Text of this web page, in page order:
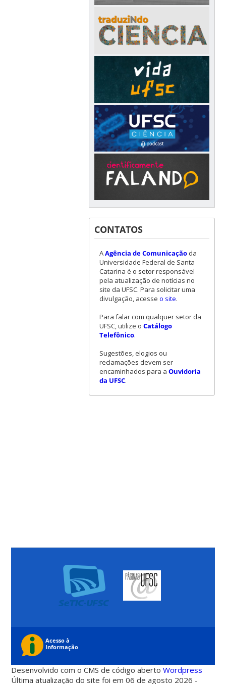
CONTATOS
AAgência de Comunicaçãoda
Universidade Federal de Santa
Catarina é o setor responsável
pela atualização de notícias no
site da UFSC. Para solicitar uma
divulgação, acesse o site.
Para falar com qualquer setor da
UFSC, utilize o Catálogo
Telefônico.
Sugestões, elogios ou
reclamações devem ser
encaminhados para a Ouvidoria
da UFSC.
Desenvolvido com o CMS de código abertoWordpress
Última atualização do site foi em 06 de agosto 2026 -